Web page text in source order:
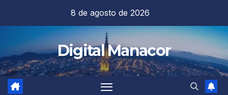
contenido
8 de agosto de 2026
Digital Manacor